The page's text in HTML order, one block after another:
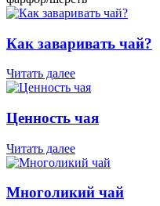
Как заваривать чай?
Читать далее
Ценность чая
Читать далее
Многоликий чай